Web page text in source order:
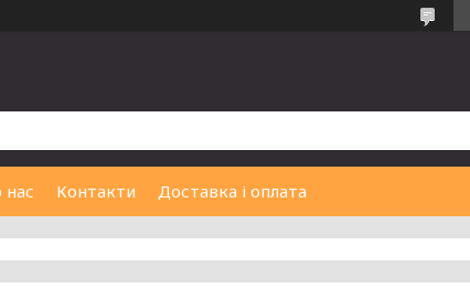
Контакти Доставка і оплата